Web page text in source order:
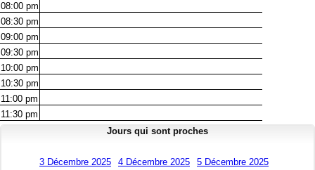
08:00 pm
08:30 pm
09:00 pm
09:30 pm
10:00 pm
10:30 pm
11:00 pm
11:30 pm
Jours qui sont proches
3 Décembre 2025 4 Décembre 2025
5 Décembre 2025